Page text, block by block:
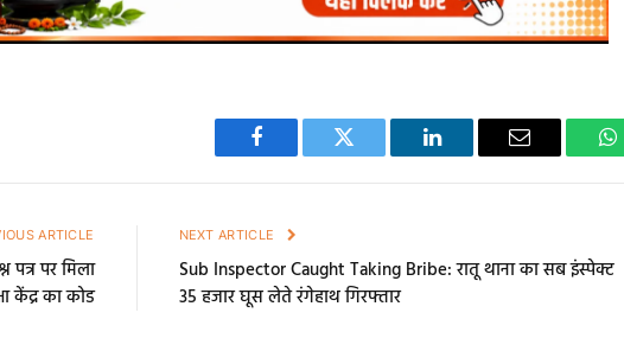
Facebook Twitter LinkedIn Email
ARTICLE
पत्र पर मिला
केंद्र का कोड
NEXT ARTICLE
Sub Inspector Caught Taking Bribe: रातू थाना का सब इंस्पेक्ट
35 हजार घूस लेते रंगेहाथ गिरफ्तार